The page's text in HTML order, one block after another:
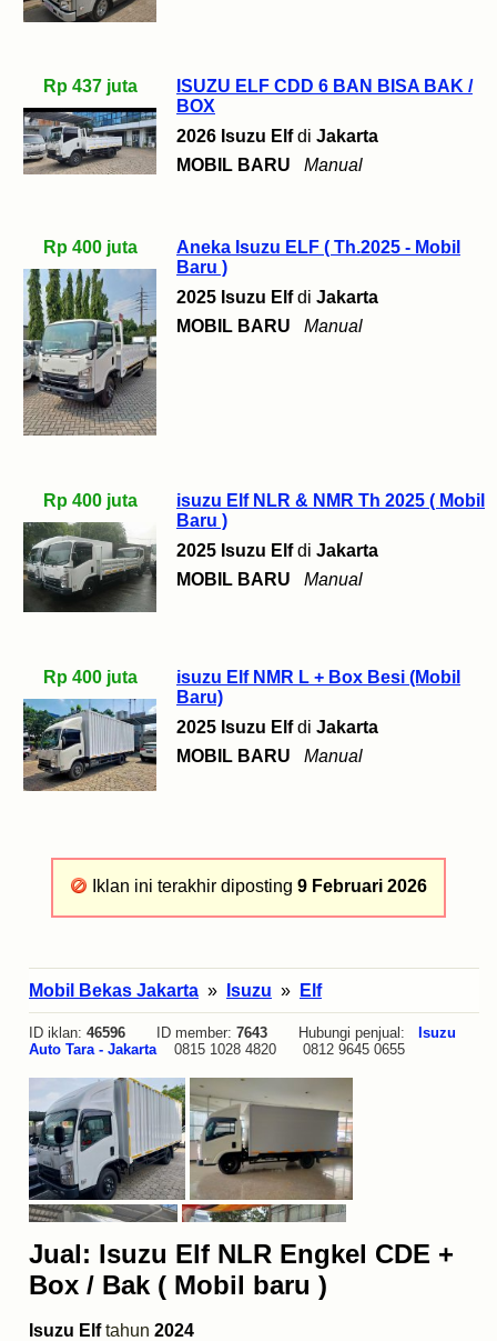
Rp 437 juta
ISUZU ELF CDD 6 BAN BISA BAK /
BOX
2026 Isuzu Elfdi Jakarta
MOBIL BARU
Manual
Rp 400 juta
Aneka Isuzu ELF ( Th.2025 - Mobil
Baru )
2025 Isuzu Elfdi Jakarta
MOBIL BARU
Manual
Rp 400 juta
isuzu Elf NLR & NMR Th 2025 ( Mobil
Baru )
2025 Isuzu Elfdi Jakarta
MOBIL BARU
Manual
Rp 400 juta
isuzu Elf NMR L + Box Besi (Mobil
Baru)
2025 Isuzu Elfdi Jakarta
MOBIL BARU
Manual
Iklan ini terakhir diposting 9 Februari 2026
Mobil Bekas Jakarta » Isuzu » Elf
ID iklan: 46596 ID member: 7643 Hubungi penjual:
Isuzu
Auto Tara - Jakarta
0815 1028 4820 0812 9645 0655
Jual: Isuzu Elf NLR Engkel CDE +
Box / Bak ( Mobil baru )
Isuzu Elf tahun 2024